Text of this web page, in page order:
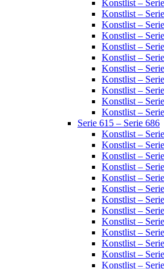
Konstlist –
Konstlist –
Konstlist –
Konstlist –
Konstlist –
Konstlist –
Konstlist –
Konstlist –
Konstlist –
Konstlist –
Konstlist –
Serie 615 – Serie 686
Konstlist –
Konstlist –
Konstlist –
Konstlist –
Konstlist –
Konstlist –
Konstlist –
Konstlist –
Konstlist –
Konstlist –
Konstlist –
Konstlist –
Konstlist –